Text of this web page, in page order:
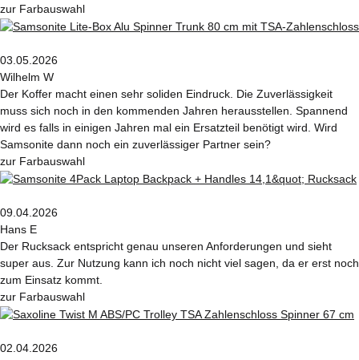
zur Farbauswahl
03.05.2026
Wilhelm W
Der Koffer macht einen sehr soliden Eindruck. Die Zuverlässigkeit
muss sich noch in den kommenden Jahren herausstellen. Spannend
wird es falls in einigen Jahren mal ein Ersatzteil benötigt wird. Wird
Samsonite dann noch ein zuverlässiger Partner sein?
zur Farbauswahl
09.04.2026
Hans E
Der Rucksack entspricht genau unseren Anforderungen und sieht
super aus. Zur Nutzung kann ich noch nicht viel sagen, da er erst noch
zum Einsatz kommt.
zur Farbauswahl
02.04.2026